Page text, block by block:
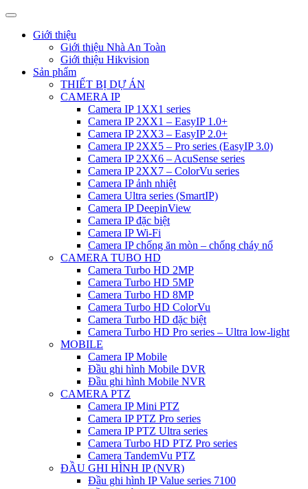
Giới thiệu
Giới thiệu Nhà An Toàn
Giới thiệu Hikvision
Sản phẩm
THIẾT BỊ DỰ ÁN
CAMERA IP
Camera IP 1XX1 series
Camera IP 2XX1 – EasyIP 1.0+
Camera IP 2XX3 – EasyIP 2.0+
Camera IP 2XX5 – Pro series (EasyIP 3.0)
Camera IP 2XX6 – AcuSense series
Camera IP 2XX7 – ColorVu series
Camera IP ảnh nhiệt
Camera Ultra series (SmartIP)
Camera IP DeepinView
Camera IP đặc biệt
Camera IP Wi-Fi
Camera IP chống ăn mòn – chống cháy nổ
CAMERA TUBO HD
Camera Turbo HD 2MP
Camera Turbo HD 5MP
Camera Turbo HD 8MP
Camera Turbo HD ColorVu
Camera Turbo HD đặc biệt
Camera Turbo HD Pro series – Ultra low-light
MOBILE
Camera IP Mobile
Đầu ghi hình Mobile DVR
Đầu ghi hình Mobile NVR
CAMERA PTZ
Camera IP Mini PTZ
Camera IP PTZ Pro series
Camera IP PTZ Ultra series
Camera Turbo HD PTZ Pro series
Camera TandemVu PTZ
ĐẦU GHI HÌNH IP (NVR)
Đầu ghi hình IP Value series 7100